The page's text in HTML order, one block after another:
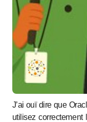
J’ai ouï dire que Oracle vous visite pour s’assurer que vous
utilisez